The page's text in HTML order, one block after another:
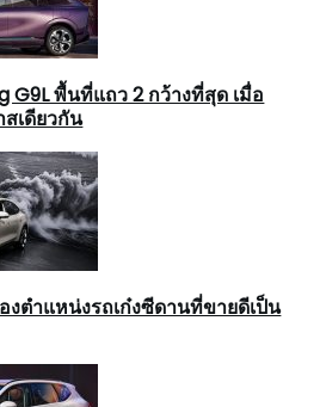
G9L พื้นที่แถว 2 กว้างที่สุด เมื่อ
เดียวกัน
งตำแหน่งรถเก๋งซีดานที่ขายดีเป็น